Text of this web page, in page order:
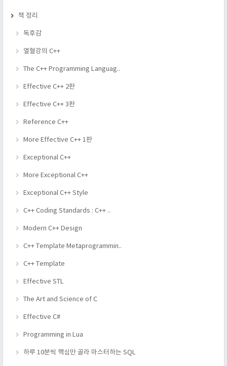
책 정리
독후감
열혈강의 C++
The C++ Programming Languag..
Effective C++ 2판
Effective C++ 3판
Reference C++
More Effective C++ 1판
Exceptional C++
More Exceptional C++
Exceptional C++ Style
C++ Coding Standards : C++ ..
Modern C++ Design
C++ Template Metaprogrammin..
C++ Template
Effective STL
The Art and Science of C
Effective C#
Programming in Lua
하루 10분씩 핵심만 골라 마스터하는 SQL